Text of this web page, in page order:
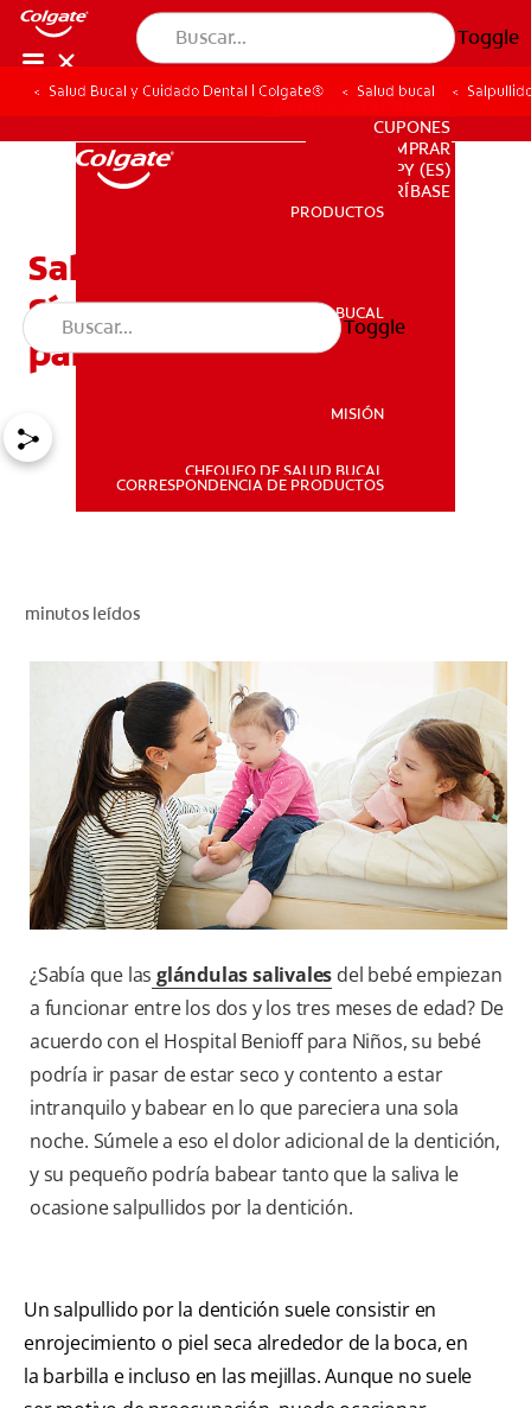
Toggle
PRODUCTOS
SALUD BUCAL
PARA PROFESIONALES
CUPONES
DONDE COMPRAR
PY (ES)
SUSCRÍBASE
PARA PROFESIONALES
CUPONES
DONDE COMPRAR
PY (ES)
SUSCRÍBASE
PRODUCTOS
SALUD BUCAL
MISIÓN
CHEQUEO DE SALUD BUCAL
CORRESPONDENCIA DE PRODUCTOS
Toggle
Salud Bucal y Cuidado Dental | Colgate® Salud bucal
Salpullidos por dentición:
Síntomas y tratamiento
para su bebé
minutos leídos
¿Sabía que las glándulas salivales del bebé empiezan
a funcionar entre los dos y los tres meses de edad? De
acuerdo con el Hospital Benioff para Niños, su bebé
podría ir pasar de estar seco y contento a estar
intranquilo y babear en lo que pareciera una sola
noche. Súmele a eso el dolor adicional de la dentición,
y su pequeño podría babear tanto que la saliva le
ocasione salpullidos por la dentición.
Un salpullido por la dentición suele consistir en
enrojecimiento o piel seca alrededor de la boca, en
la barbilla e incluso en las mejillas. Aunque no suele